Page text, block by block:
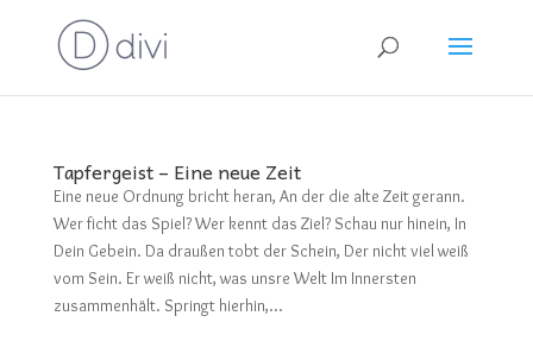
Tapfergeist – Eine neue Zeit
Eine neue Ordnung bricht heran, An der die alte Zeit gerann.
Wer ficht das Spiel? Wer kennt das Ziel? Schau nur hinein, In
Dein Gebein. Da draußen tobt der Schein, Der nicht viel weiß
vom Sein. Er weiß nicht, was unsre Welt Im Innersten
zusammenhält. Springt hierhin,...